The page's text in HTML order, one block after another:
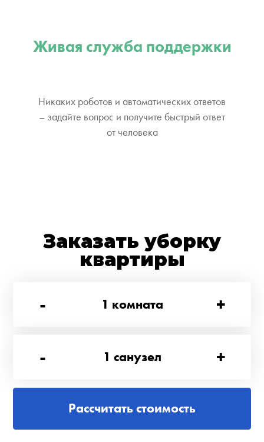
Живая служба поддержки
Никаких роботов и автоматических ответов
– задайте вопрос и получите быстрый ответ
от человека
Заказать уборку
квартиры
-
1 комната +
- 1 санузел +
Рассчитать стоимость